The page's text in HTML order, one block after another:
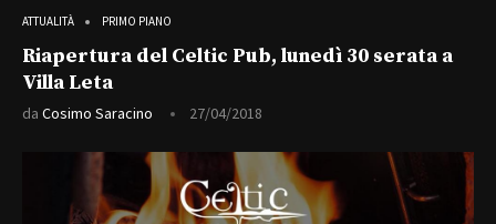
ATTUALITÀ PRIMO PIANO
Riapertura del Celtic Pub, lunedì 30 serata a
Villa Leta
da Cosimo Saracino 27/04/2018